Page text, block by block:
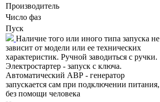
Производитель
Число фаз
Пуск
Наличие того или иного типа запуска не
зависит от модели или ее технических
характеристик. Ручной заводиться с ручки.
Электростартер - запуск с ключа.
Автоматический АВР - генератор
запускается сам при подключении питания,
без помощи человека